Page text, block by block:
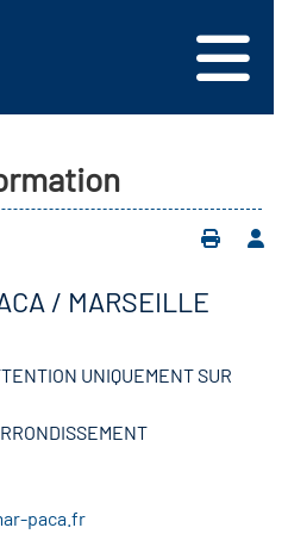
/ MARSEILLE
UNIQUEMENT SUR
paca.fr